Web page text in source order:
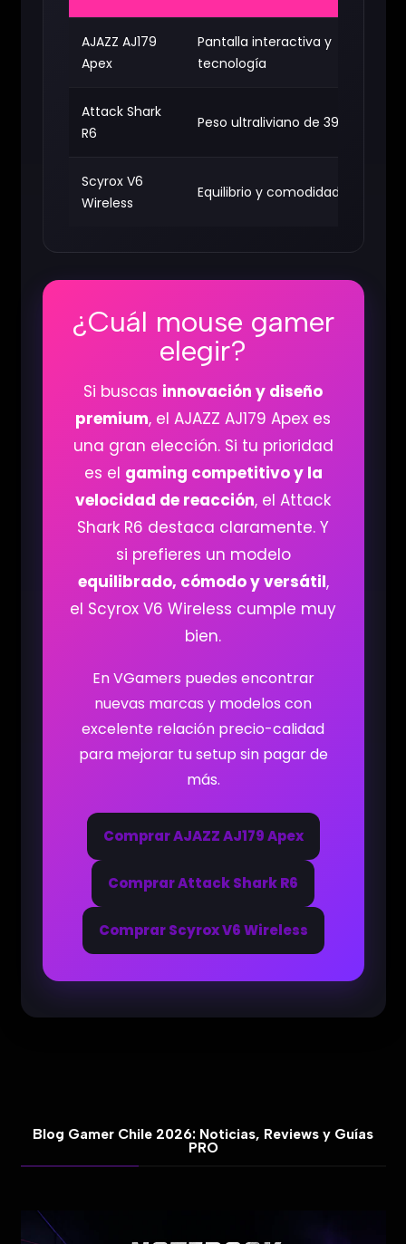
AJAZZ AJ179
Apex
Pantalla interactiva y
tecnología
Attack Shark
R6
Peso ultraliviano de 39 g
Scyrox V6
Wireless
Equilibrio y comodidad
¿Cuál mouse gamer
elegir?
Si buscas innovación y diseño
premium, el AJAZZ AJ179 Apex es
una gran elección. Si tu prioridad
es el gaming competitivo y la
velocidad de reacción, el Attack
Shark R6 destaca claramente. Y
si prefieres un modelo
equilibrado, cómodo y versátil,
el Scyrox V6 Wireless cumple muy
bien.
En VGamers puedes encontrar
nuevas marcas y modelos con
excelente relación precio-calidad
para mejorar tu setup sin pagar de
más.
Comprar AJAZZ AJ179 Apex
Comprar Attack Shark R6
Comprar Scyrox V6 Wireless
Blog Gamer Chile 2026: Noticias, Reviews y Guías
PRO